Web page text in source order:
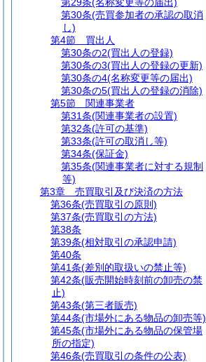
第30条(売買参加者の承認の取消
し)
第4節
買出人
第30条の2(買出人の登録)
第30条の3(買出人の登録の更新)
第30条の4(名称変更等の届出)
第30条の5(買出人の登録の消除)
第5節
関連事業者
第31条(関連事業者の設置)
第32条(許可の基準)
第33条(許可の取消し等)
第34条(保証金)
第35条(関連事業者に対する規制
等)
第3章
売買取引及び決済の方法
第36条(売買取引の原則)
第37条(売買取引の方法)
第38条
第39条(相対取引の承認申請)
第40条
第41条(差別的取扱いの禁止等)
第42条(販売開始時刻前の卸売の禁
止)
第43条(第三者販売)
第44条(市場外にある物品の卸売等)
第45条(市場外にある物品の保管場
所の指定)
第46条(売買取引の条件の公表)